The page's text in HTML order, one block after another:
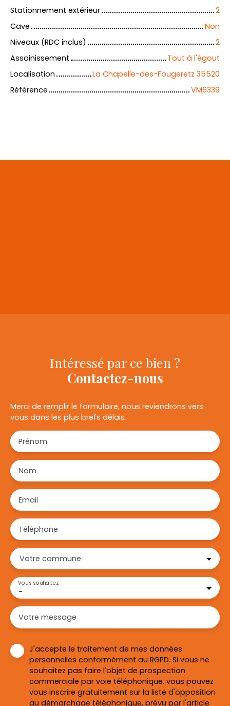
Stationnement extérieur
2
Cave
Non
Niveaux (RDC inclus)
2
Assainissement
Tout à l'égout
Localisation
La Chapelle-des-Fougeretz 35520
Référence
VM6339
Intéressé par ce bien ?
Contactez-nous
Merci de remplir le formulaire, nous reviendrons vers
vous dans les plus brefs délais.
Prénom
Nom
Email
Téléphone
Votre commune
-
Vous souhaitez
Votre message
J'accepte le traitement de mes données
personnelles conformément au RGPD. Si vous ne
souhaitez pas faire l'objet de prospection
commerciale par voie téléphonique, vous pouvez
vous inscrire gratuitement sur la liste d'opposition
au démarchage téléphonique, prévu par l'article